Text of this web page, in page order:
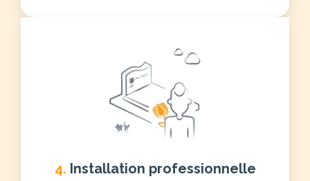
4. Installation professionnelle